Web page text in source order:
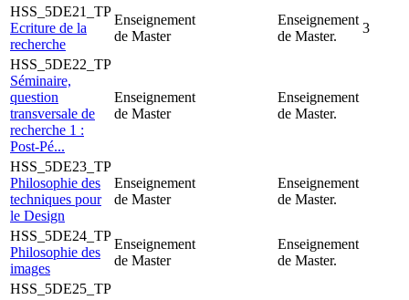
HSS_5DE21_TP
Ecriture de la
recherche
Enseignement
de Master
Enseignement
de Master.
3
HSS_5DE22_TP
Séminaire,
question
transversale de
recherche 1 :
Post-Pé...
Enseignement
de Master
Enseignement
de Master.
HSS_5DE23_TP
Philosophie des
techniques pour
le Design
Enseignement
de Master
Enseignement
de Master.
HSS_5DE24_TP
Philosophie des
images
Enseignement
de Master
Enseignement
de Master.
HSS_5DE25_TP